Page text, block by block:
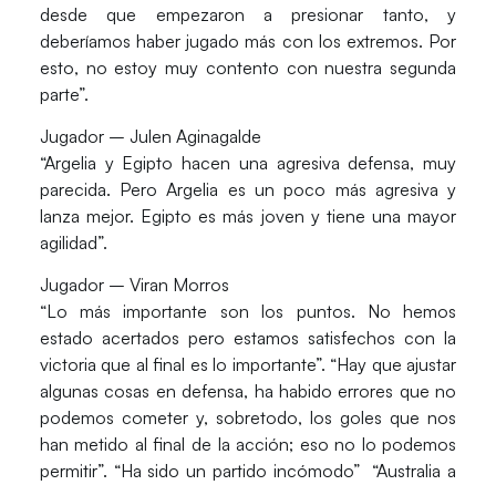
desde que empezaron a presionar tanto, y
deberíamos haber jugado más con los extremos. Por
esto, no estoy muy contento con nuestra segunda
parte”.
Jugador – Julen Aginagalde
“Argelia y Egipto hacen una agresiva defensa, muy
parecida. Pero Argelia es un poco más agresiva y
lanza mejor. Egipto es más joven y tiene una mayor
agilidad”.
Jugador – Viran Morros
“Lo más importante son los puntos. No hemos
estado acertados pero estamos satisfechos con la
victoria que al final es lo importante”. “Hay que ajustar
algunas cosas en defensa, ha habido errores que no
podemos cometer y, sobretodo, los goles que nos
han metido al final de la acción; eso no lo podemos
permitir”. “Ha sido un partido incómodo” “Australia a